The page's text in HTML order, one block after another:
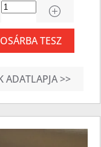
TESZ
ADATLAPJA >>